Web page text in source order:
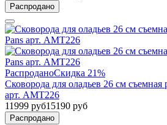
Распродано
РаспроданоСкидка 21%
Сковорода для оладьев 26 см
арт. AMT226
11999 руб15190 руб
Распродано